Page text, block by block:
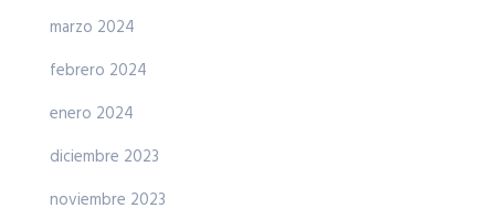
marzo 2024
febrero 2024
enero 2024
diciembre 2023
noviembre 2023